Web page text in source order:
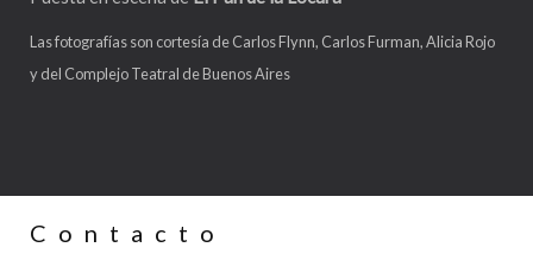
Las fotografías son cortesía de Carlos Flynn, Carlos Furman, Alicia Rojo
y del Complejo Teatral de Buenos Aires
Contacto